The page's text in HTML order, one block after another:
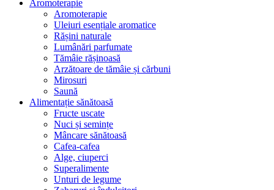
Aromoterapie
Aromoterapie
Uleiuri esențiale aromatice
Rășini naturale
Lumânări parfumate
Tămâie rășinoasă
Arzătoare de tămâie și cărbuni
Mirosuri
Saună
Alimentație sănătoasă
Fructe uscate
Nuci și semințe
Mâncare sănătoasă
Cafea-cafea
Alge, ciuperci
Superalimente
Unturi de legume